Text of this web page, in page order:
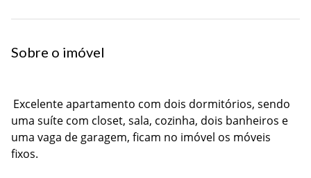
Sobre o imóvel
Excelente apartamento com dois dormitórios, sendo
uma suíte com closet, sala, cozinha, dois banheiros e
uma vaga de garagem, ficam no imóvel os móveis
fixos.